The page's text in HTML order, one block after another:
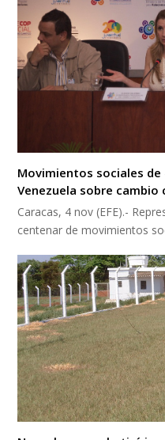
Movimientos sociales de
Venezuela sobre cambio
Caracas, 4 nov (EFE).-
centenar de movimientos